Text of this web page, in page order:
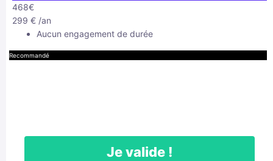
468€
299 € /an
Aucun engagement de durée
Je valide !
Recommandé